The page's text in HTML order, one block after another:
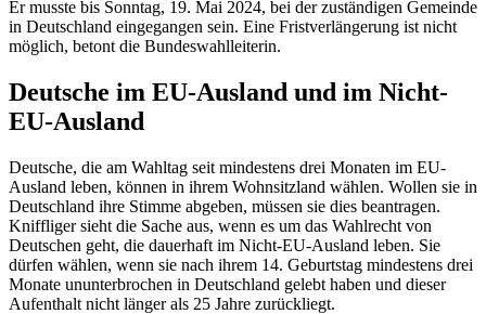
Er musste bis Sonntag, 19. Mai 2024, bei der zuständigen Gemeinde
in Deutschland eingegangen sein. Eine Fristverlängerung ist nicht
möglich, betont die Bundeswahlleiterin.
Deutsche im EU-Ausland und im Nicht-
EU-Ausland
Deutsche, die am Wahltag seit mindestens drei Monaten im EU-
Ausland leben, können in ihrem Wohnsitzland wählen. Wollen sie in
Deutschland ihre Stimme abgeben, müssen sie dies beantragen.
Kniffliger sieht die Sache aus, wenn es um das Wahlrecht von
Deutschen geht, die dauerhaft im Nicht-EU-Ausland leben. Sie
dürfen wählen, wenn sie nach ihrem 14. Geburtstag mindestens drei
Monate ununterbrochen in Deutschland gelebt haben und dieser
Aufenthalt nicht länger als 25 Jahre zurückliegt.